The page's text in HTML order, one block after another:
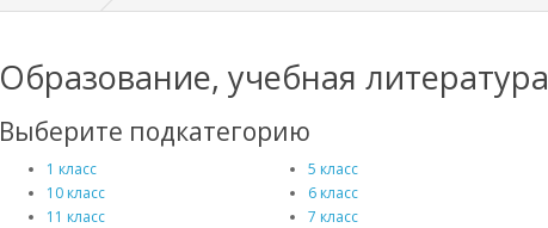
Образование, учебная литература
Выберите подкатегорию
1 класс
10 класс
11 класс
5 класс
6 класс
7 класс